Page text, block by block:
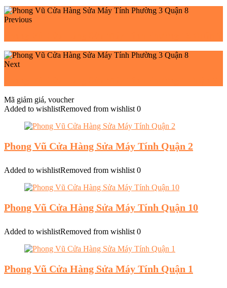
Previous
Next
Mã giảm giá, voucher
Added to wishlistRemoved from wishlist 0
Phong Vũ Cửa Hàng Sửa Máy Tính Quận 2
Added to wishlistRemoved from wishlist 0
Phong Vũ Cửa Hàng Sửa Máy Tính Quận 10
Added to wishlistRemoved from wishlist 0
Phong Vũ Cửa Hàng Sửa Máy Tính Quận 1